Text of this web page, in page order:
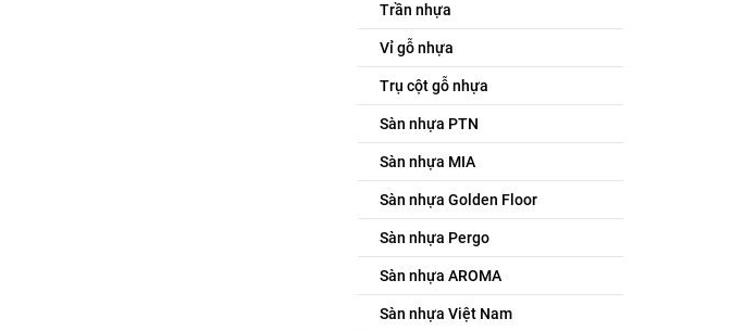
Trần nhựa
Vỉ gỗ nhựa
Trụ cột gỗ nhựa
Sàn nhựa PTN
Sàn nhựa MIA
Sàn nhựa Golden Floor
Sàn nhựa Pergo
Sàn nhựa AROMA
Sàn nhựa Việt Nam